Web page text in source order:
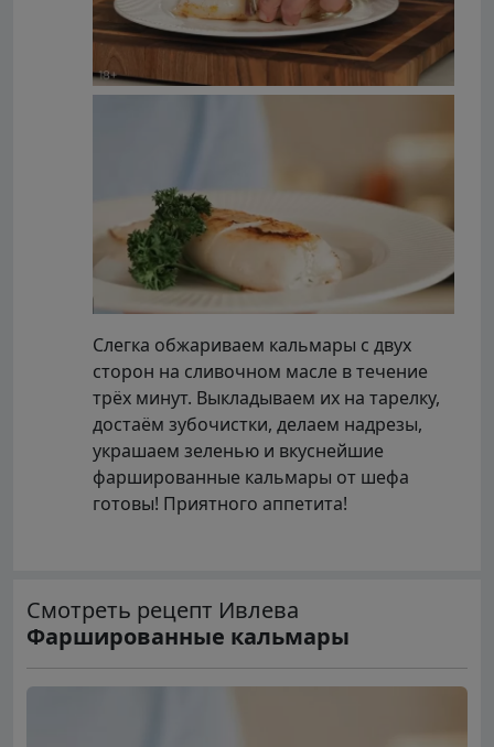
Слегка обжариваем кальмары с двух
сторон на сливочном масле в течение
трёх минут. Выкладываем их на тарелку,
достаём зубочистки, делаем надрезы,
украшаем зеленью и вкуснейшие
фаршированные кальмары от шефа
готовы! Приятного аппетита!
Смотреть рецепт Ивлева
Фаршированные кальмары